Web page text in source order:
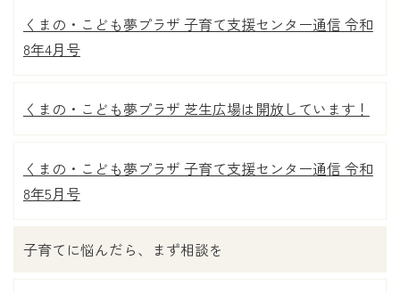
くまの・こども夢プラザ 子育て支援センター通信 令和
8年4月号
くまの・こども夢プラザ 芝生広場は開放しています！
くまの・こども夢プラザ 子育て支援センター通信 令和
8年5月号
子育てに悩んだら、まず相談を